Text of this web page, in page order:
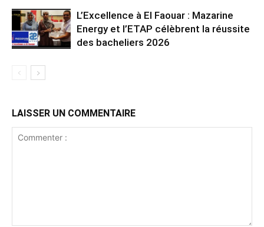
L’Excellence à El Faouar : Mazarine
Energy et l’ETAP célèbrent la réussite
des bacheliers 2026
LAISSER UN COMMENTAIRE